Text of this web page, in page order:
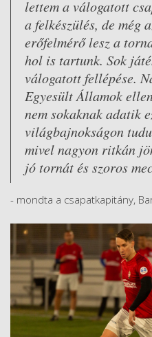
lettem a válogatott
a felkészülés, de még
erőfelmérő lesz a
hol is tartunk. Sok
válogatott fellépése.
Egyesült Államok
nem sokaknak adatik
világbajnokságon
mivel nagyon ritkán
jó tornát és szoros
- mondta a csapatkapitány,